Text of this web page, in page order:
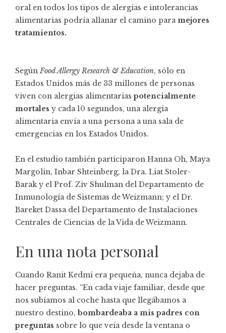
oral en todos los tipos de alergias e intolerancias
alimentarias podría allanar el camino paramejores
tratamientos.
SegúnFood Allergy Research & Education, sólo en
Estados Unidos más de 33 millones de personas
viven con alergias alimentarias potencialmente
mortales y cada 10 segundos, una alergia
alimentaria envía a una persona a una sala de
emergencias en los Estados Unidos.
En el estudio también participaron Hanna Oh, Maya
Margolin, Inbar Shteinberg, la Dra. Liat Stoler-
Barak y el Prof. Ziv Shulman del Departamento de
Inmunología de Sistemas de Weizmann; y el Dr.
Bareket Dassa del Departamento de Instalaciones
Centrales de Ciencias de la Vida de Weizmann.
En una nota personal
Cuando Ranit Kedmi era pequeña, nunca dejaba de
hacer preguntas. “En cada viaje familiar, desde que
nos subíamos al coche hasta que llegábamos a
nuestro destino, bombardeaba a mis padres con
preguntas sobre lo que veía desde la ventana o